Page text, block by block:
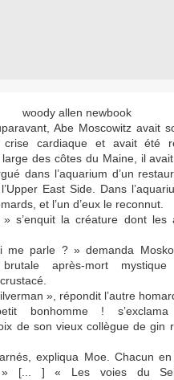
Abe Moscowitz avait
cardiaque et avait été
des côtes du Maine, il
dans l’aquarium d’un
East Side. Dans
et l’un d’eux le reconnut.
s’enquit la créature dont les
parle ? » demanda
après-mort mystique
», répondit l’autre
bonhomme ! s’exclama
de son vieux collègue de gin
expliqua Moe. Chacun
[... ] « Les voies du